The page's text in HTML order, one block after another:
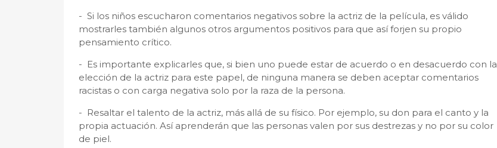
- Si los niños escucharon comentarios negativos sobre la actriz de la película, es válido
mostrarles también algunos otros argumentos positivos para que así forjen su propio
pensamiento crítico.
- Es importante explicarles que, si bien uno puede estar de acuerdo o en desacuerdo con la
elección de la actriz para este papel, de ninguna manera se deben aceptar comentarios
racistas o con carga negativa solo por la raza de la persona.
- Resaltar el talento de la actriz, más allá de su físico. Por ejemplo, su don para el canto y la
propia actuación. Así aprenderán que las personas valen por sus destrezas y no por su color
de piel.